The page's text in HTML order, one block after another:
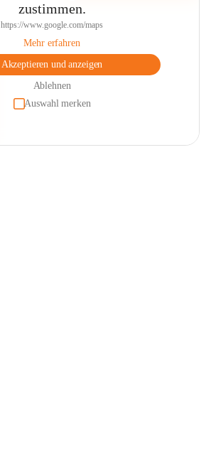
zustimmen.
https://www.google.com/maps
Mehr erfahren
Akzeptieren und anzeigen
Ablehnen
Auswahl merken